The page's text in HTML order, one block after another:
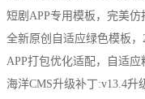
短剧APP专用模板，完美
海洋CMS升级补丁:v13.4升